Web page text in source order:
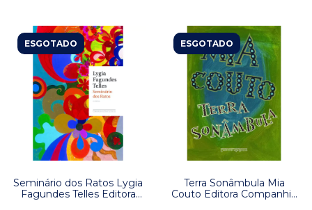
ESGOTADO
Seminário dos Ratos Lygia
Fagundes Telles Editora
ESGOTADO
Terra Sonâmbula Mia
Couto Editora Companhia